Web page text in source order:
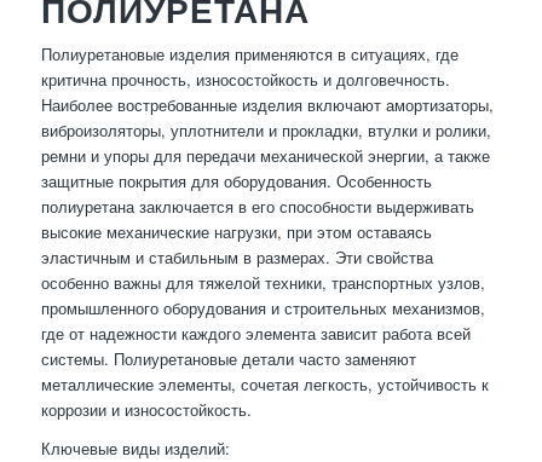
ПОЛИУРЕТАНА
Полиуретановые изделия применяются в ситуациях, где
критична прочность, износостойкость и долговечность.
Наиболее востребованные изделия включают амортизаторы,
виброизоляторы, уплотнители и прокладки, втулки и ролики,
ремни и упоры для передачи механической энергии, а также
защитные покрытия для оборудования. Особенность
полиуретана заключается в его способности выдерживать
высокие механические нагрузки, при этом оставаясь
эластичным и стабильным в размерах. Эти свойства
особенно важны для тяжелой техники, транспортных узлов,
промышленного оборудования и строительных механизмов,
где от надежности каждого элемента зависит работа всей
системы. Полиуретановые детали часто заменяют
металлические элементы, сочетая легкость, устойчивость к
коррозии и износостойкость.
Ключевые виды изделий: